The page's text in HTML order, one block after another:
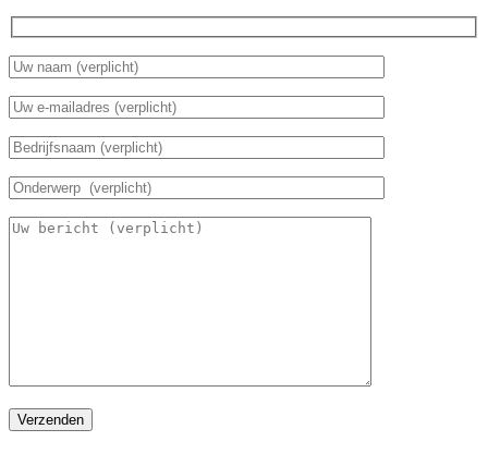
Verzenden